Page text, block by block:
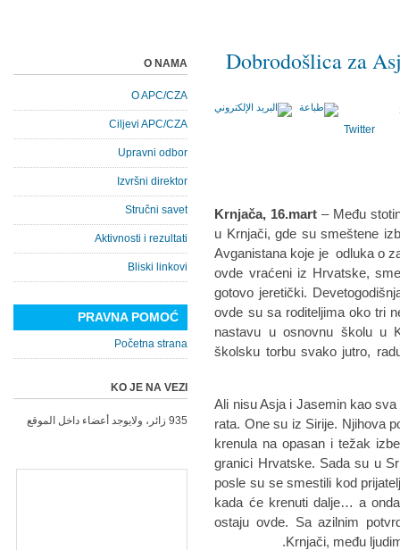
Dobrodošlica za
Twitter
Krnjača, 16.mart – Među
u Krnjači, gde su smeštene
Avganistana koje je odluka o
ovde vraćeni iz Hrvatske,
gotovo jeretički.
ovde su sa roditeljima oko tri
nastavu u osnovnu školu u
školsku torbu svako jutro,
Ali nisu Asja i Jasemin kao
rata. One su iz Sirije. Njihova
krenula na opasan i težak
granici Hrvatske. Sada su u
posle su se smestili kod
kada će krenuti dalje… a
ostaju ovde. Sa azilnim
Krnjači, među
O NAMA
O APC/CZA
Ciljevi APC/CZA
Upravni odbor
Izvršni direktor
Stručni savet
Aktivnosti i rezultati
Bliski linkovi
PRAVNA POMOĆ
Početna strana
KO JE NA VEZI
935 زائر، ولايوجد أعضاء داخل الموقع